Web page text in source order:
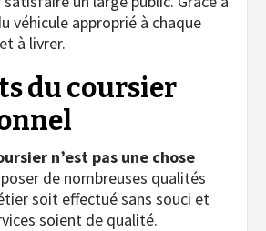
véhicule approprié à chaque
à livrer.
du coursier
n’est pas une chose
de nombreuses qualités
soit effectué sans souci et
soient de qualité.